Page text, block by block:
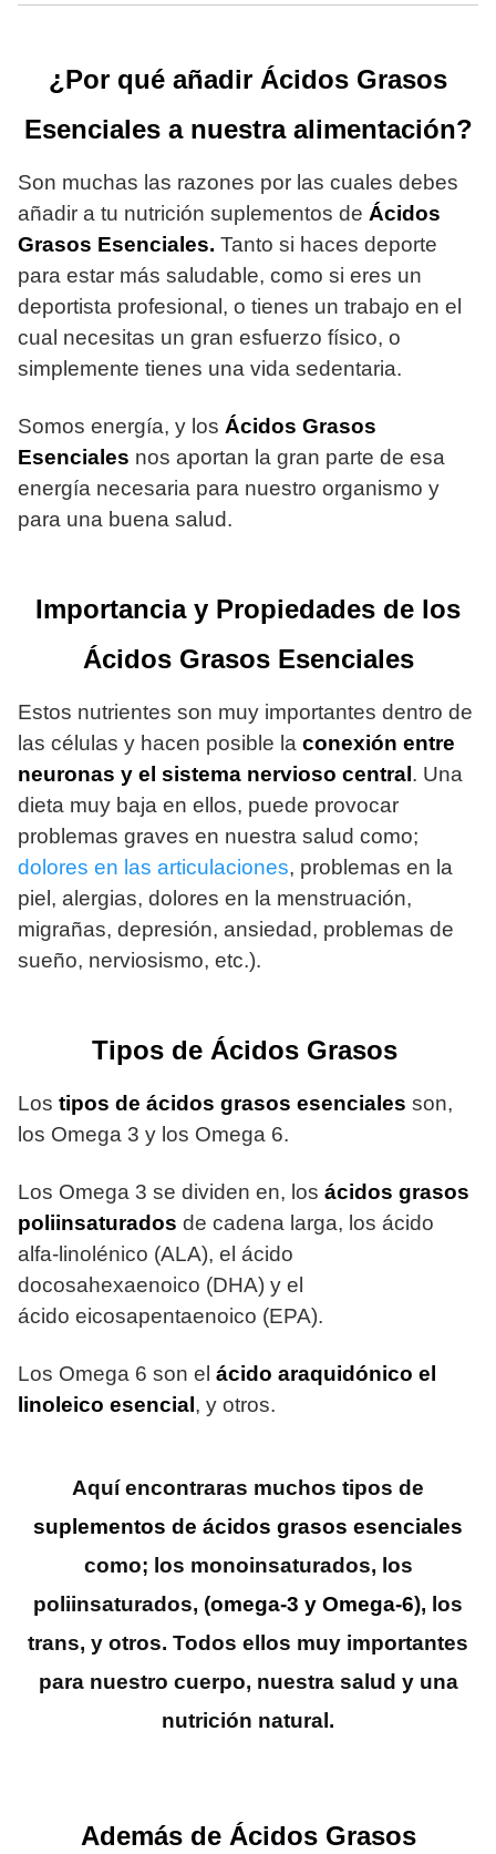
¿Por qué añadir Ácidos Grasos
Esenciales a nuestra alimentación?
Son muchas las razones por las cuales debes
añadir a tu nutrición suplementos de Ácidos
Grasos Esenciales. Tanto si haces deporte
para estar más saludable, como si eres un
deportista profesional, o tienes un trabajo en el
cual necesitas un gran esfuerzo físico, o
simplemente tienes una vida sedentaria.
Somos energía, y los Ácidos Grasos
Esenciales nos aportan la gran parte de esa
energía necesaria para nuestro organismo y
para una buena salud.
Importancia y Propiedades de los
Ácidos Grasos Esenciales
Estos nutrientes son muy importantes dentro de
las células y hacen posible la conexión entre
neuronas y el sistema nervioso central. Una
dieta muy baja en ellos, puede provocar
problemas graves en nuestra salud como;
dolores en las articulaciones, problemas en la
piel, alergias, dolores en la menstruación,
migrañas, depresión, ansiedad, problemas de
sueño, nerviosismo, etc.).
Tipos de Ácidos Grasos
Los tipos de ácidos grasos esenciales son,
los Omega 3 y los Omega 6.
Los Omega 3 se dividen en, los ácidos grasos
poliinsaturados de cadena larga, los ácido
alfa-linolénico (ALA), el ácido
docosahexaenoico (DHA) y el
ácido eicosapentaenoico (EPA).
Los Omega 6 son el ácido araquidónico el
linoleico esencial, y otros.
Aquí encontraras muchos tipos de
suplementos de ácidos grasos esenciales
como; los monoinsaturados, los
poliinsaturados, (omega-3 y Omega-6), los
trans, y otros. Todos ellos muy importantes
para nuestro cuerpo, nuestra salud y una
nutrición natural.
Además de Ácidos Grasos